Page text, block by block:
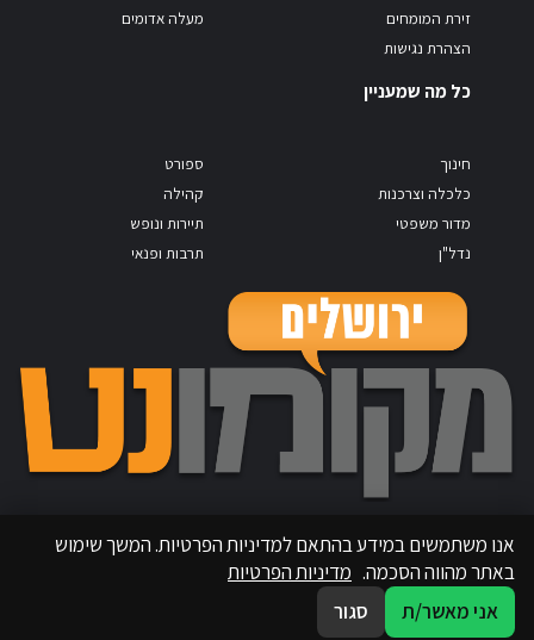
זירת המומחים
הצהרת נגישות
מעלה אדומים
כל מה שמעניין
חינוך
כלכלה וצרכנות
מדור משפטי
נדל"ן
ספורט
קהילה
תיירות ונופש
תרבות ופנאי
אנו משתמשים במידע בהתאם למדיניות הפרטיות. המשך שימוש
באתר מהווה הסכמה. מדיניות הפרטיות
אני מאשר/ת
סגור